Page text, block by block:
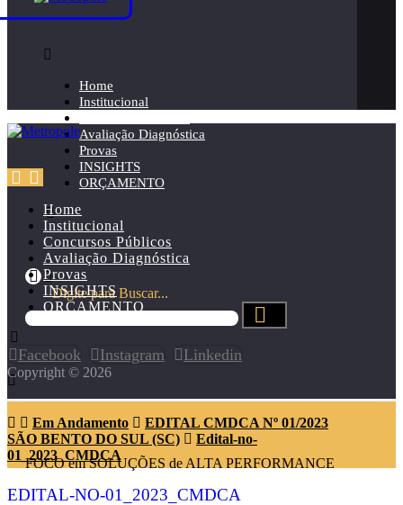
Home
Institucional
Avaliação Diagnóstica
Provas
INSIGHTS
ORÇAMENTO
Digite para Buscar...
FOCO em SOLUÇÕES de ALTA PERFORMANCE
Home
Institucional
Concursos Públicos
Avaliação Diagnóstica
Provas
INSIGHTS
ORÇAMENTO
Facebook Instagram Linkedin
Copyright © 2026
Em Andamento
EDITAL CMDCA Nº 01/2023
SÃO BENTO DO SUL (SC)
Edital-no-
01_2023_CMDCA
EDITAL-NO-01_2023_CMDCA